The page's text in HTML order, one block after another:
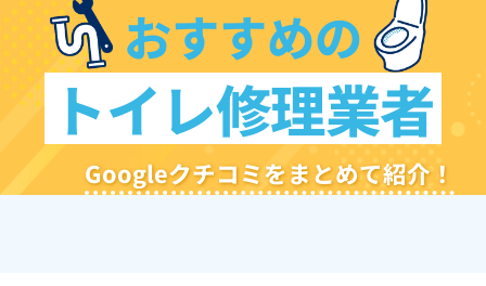
おすすめの
トイレ修理業者
Googleクチコミをまとめて紹介！